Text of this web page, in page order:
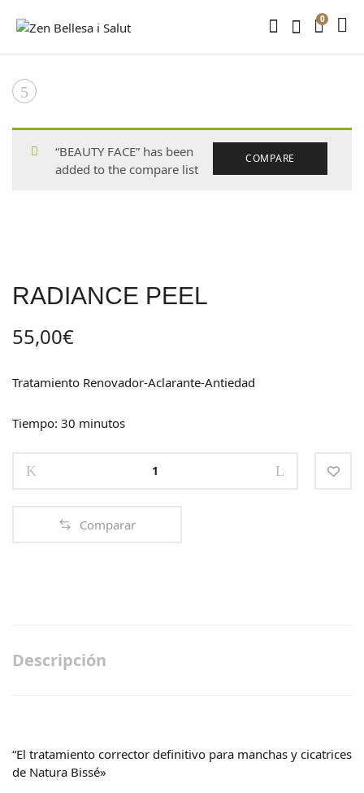
0
Product
navigation
DEEP
COMPARE
“BEAUTY FACE” has been
added to the compare list
RADIANCE PEEL
55,00€
Tratamiento Renovador-Aclarante-Antiedad
Tiempo: 30 minutos
Comparar
Descripción
“El tratamiento corrector definitivo para manchas y cicatrices
de Natura Bissé»